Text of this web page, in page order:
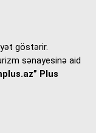
göstərir.
sənayesinə aid
Plus